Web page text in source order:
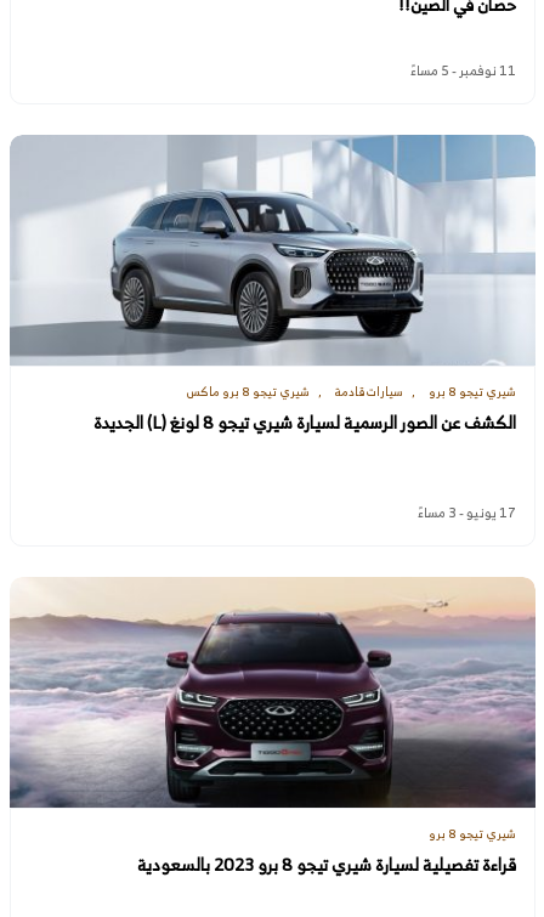
11 نوفمبر - 5 مساءً
شيري تيجو 8 برو سيارات قادمة شيري تيجو 8 برو ماكس
الكشف عن الصور الرسمية لسيارة شيري تيجو 8 لونغ (L) الجديدة
17 يونيو - 3 مساءً
شيري تيجو 8 برو
قراءة تفصيلية لسيارة شيري تيجو 8 برو 2023 بالسعودية